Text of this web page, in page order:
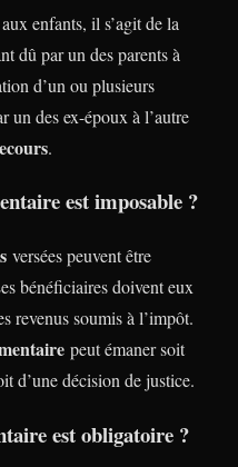
enfants, il s’agit de la
dû par un des parents à
d’un ou plusieurs
un des ex-époux à l’autre
.
est imposable ?
versées peuvent être
bénéficiaires doivent eux
revenus soumis à l’impôt.
peut émaner soit
d’une décision de justice.
est obligatoire ?